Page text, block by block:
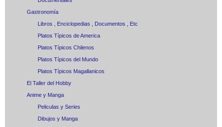
Gastronomía
Libros , Enciclopedias , Documentos , Etc
Platos Típicos de America
Platos Típicos Chilenos
Platos Típicos del Mundo
Platos Típicos Magallanicos
El Taller del Hobby
Anime y Manga
Peliculas y Series
Dibujos y Manga